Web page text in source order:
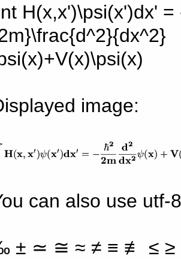
H(x,x')\psi(x')dx'
image:
can also use utf-
± ≃ ≅ ≈ ≠ ≡ ≢ ≤